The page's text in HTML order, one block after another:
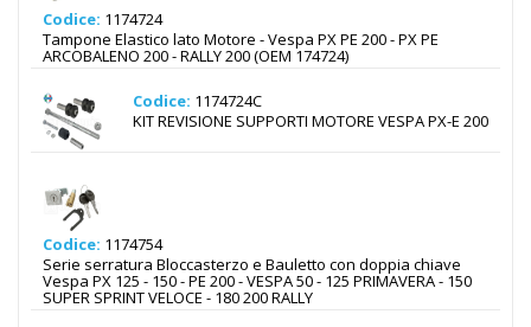
Codice: 1174724
Tampone Elastico lato Motore - Vespa PX PE 200 - PX PE
ARCOBALENO 200 - RALLY 200 (OEM 174724)
Codice: 1174724C
KIT REVISIONE SUPPORTI MOTORE VESPA PX-E 200
Codice: 1174754
Serie serratura Bloccasterzo e Bauletto con doppia chiave
Vespa PX 125 - 150 - PE 200 - VESPA 50 - 125 PRIMAVERA - 150
SUPER SPRINT VELOCE - 180 200 RALLY